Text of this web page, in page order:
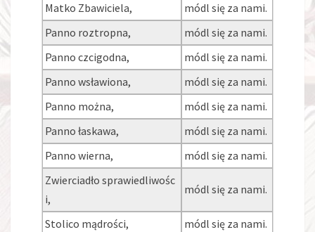
Matko Zbawiciela,
módl się za nami.
Panno roztropna,
módl się za nami.
Panno czcigodna,
módl się za nami.
Panno wsławiona,
módl się za nami.
Panno można,
módl się za nami.
Panno łaskawa,
módl się za nami.
Panno wierna,
módl się za nami.
Zwierciadło sprawiedliwośc
i,
módl się za nami.
Stolico mądrości,
módl się za nami.